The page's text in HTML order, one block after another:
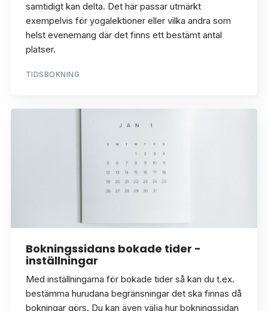
samtidigt kan delta. Det här passar utmärkt
exempelvis för yogalektioner eller vilka andra som
helst evenemang där det finns ett bestämt antal
platser.
TIDSBOKNING
Bokningssidans bokade tider -
inställningar
Med inställningarna för bokade tider så kan du t.ex.
bestämma hurudana begränsningar det ska finnas då
bokningar görs. Du kan även välja hur bokningssidan